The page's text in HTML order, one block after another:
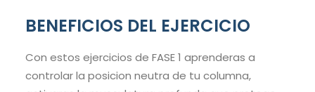
BENEFICIOS DEL EJERCICIO
Con estos ejercicios de FASE 1 aprenderas a
controlar la posicion neutra de tu columna,